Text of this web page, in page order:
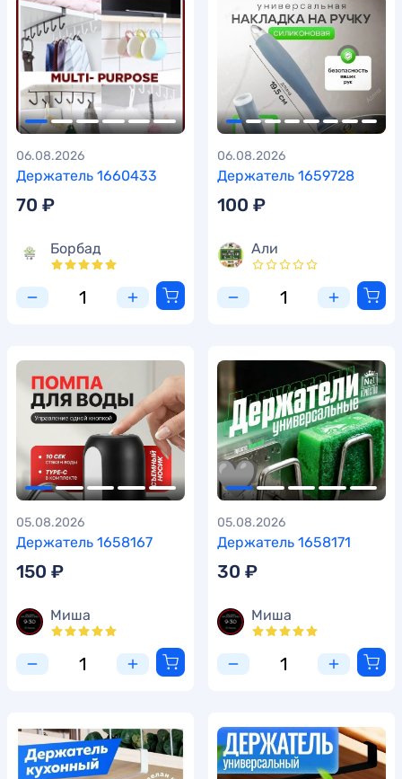
Держатель 1660433
06.08.2026
70 ₽
Борбад
Держатель 1659728
06.08.2026
100 ₽
Али
Держатель 1658167
05.08.2026
150 ₽
Миша
Держатель 1658171
05.08.2026
30 ₽
Миша